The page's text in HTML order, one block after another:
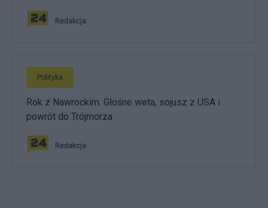
Redakcja
Polityka
Rok z Nawrockim. Głośne weta, sojusz z USA i
powrót do Trójmorza
Redakcja